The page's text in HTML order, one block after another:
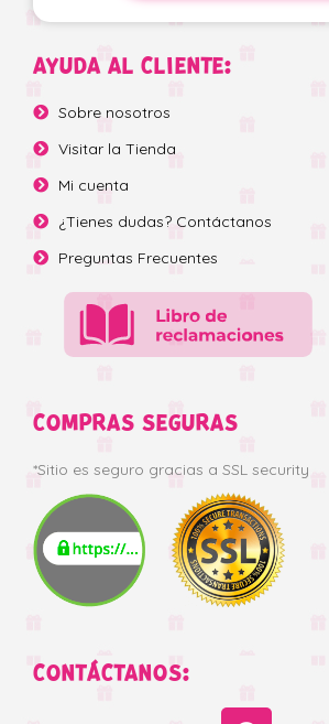
AYUDA AL CLIENTE:
Sobre nosotros
Visitar la Tienda
Mi cuenta
¿Tienes dudas? Contáctanos
Preguntas Frecuentes
COMPRAS SEGURAS
*Sitio es seguro gracias a SSL security
CONTÁCTANOS: